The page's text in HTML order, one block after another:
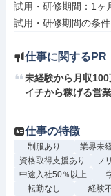
試用・研修期間：1ヶ
仕事に関するPR
未経験から月収100
イチから稼げる営
仕事の特徴
制服あり 業界未
資格取得支援あり
フ
中途入社50％以上
転勤なし
経験